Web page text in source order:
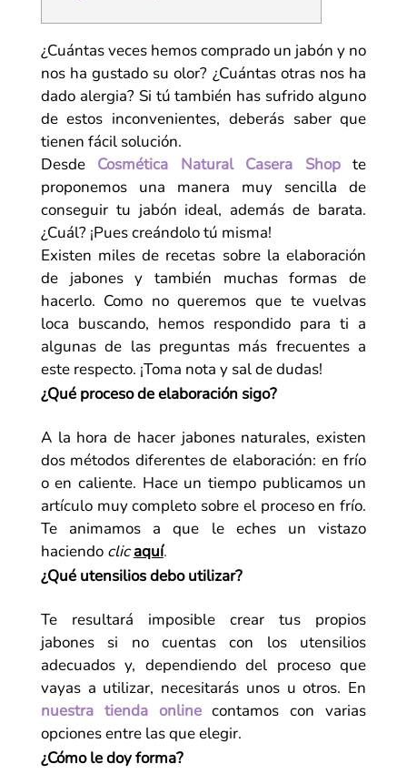
¿Cuántas veces hemos comprado un jabón y no
nos ha gustado su olor? ¿Cuántas otras nos ha
dado alergia? Si tú también has sufrido alguno
de estos inconvenientes, deberás saber que
tienen fácil solución.
Desde Cosmética Natural Casera Shopte
proponemos una manera muy sencilla de
conseguir tu jabón ideal, además de barata.
¿Cuál? ¡Pues creándolo tú misma!
Existen miles de recetas sobre la elaboración
de jabones y también muchas formas de
hacerlo. Como no queremos que te vuelvas
loca buscando, hemos respondido para ti a
algunas de las preguntas más frecuentes a
este respecto. ¡Toma nota y sal de dudas!
¿Qué proceso de elaboración sigo?
A la hora de hacer jabones naturales, existen
dos métodos diferentes de elaboración: en frío
o en caliente. Hace un tiempo publicamos un
artículo muy completo sobre el proceso en frío.
Te animamos a que le eches un vistazo
haciendo clic aquí.
¿Qué utensilios debo utilizar?
Te resultará imposible crear tus propios
jabones si no cuentas con los utensilios
adecuados y, dependiendo del proceso que
vayas a utilizar, necesitarás unos u otros. En
nuestra tienda online contamos con varias
opciones entre las que elegir.
¿Cómo le doy forma?